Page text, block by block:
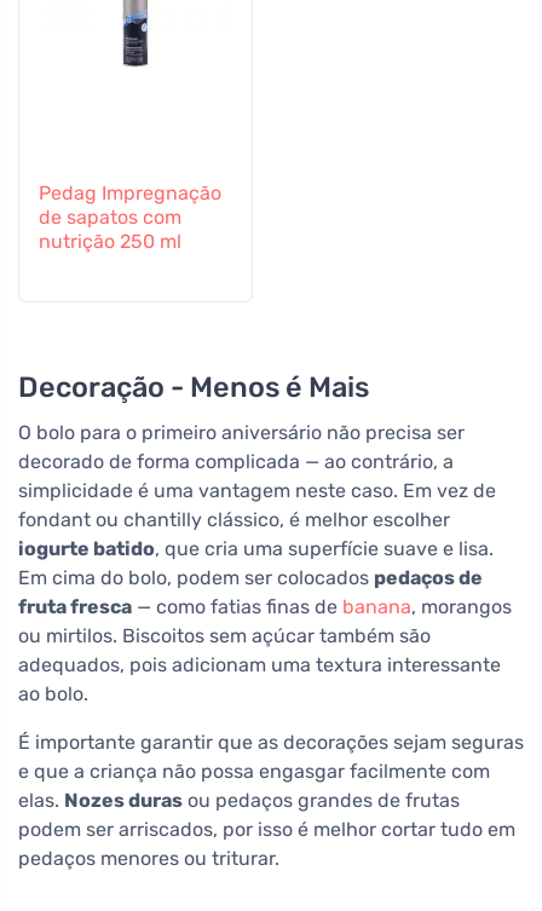
Pedag Impregnação
de sapatos com
nutrição 250 ml
Decoração - Menos é Mais
O bolo para o primeiro aniversário não precisa ser
decorado de forma complicada — ao contrário, a
simplicidade é uma vantagem neste caso. Em vez de
fondant ou chantilly clássico, é melhor escolher
iogurte batido, que cria uma superfície suave e lisa.
Em cima do bolo, podem ser colocados pedaços de
fruta fresca — como fatias finas de banana, morangos
ou mirtilos. Biscoitos sem açúcar também são
adequados, pois adicionam uma textura interessante
ao bolo.
É importante garantir que as decorações sejam seguras
e que a criança não possa engasgar facilmente com
elas. Nozes duras ou pedaços grandes de frutas
podem ser arriscados, por isso é melhor cortar tudo em
pedaços menores ou triturar.